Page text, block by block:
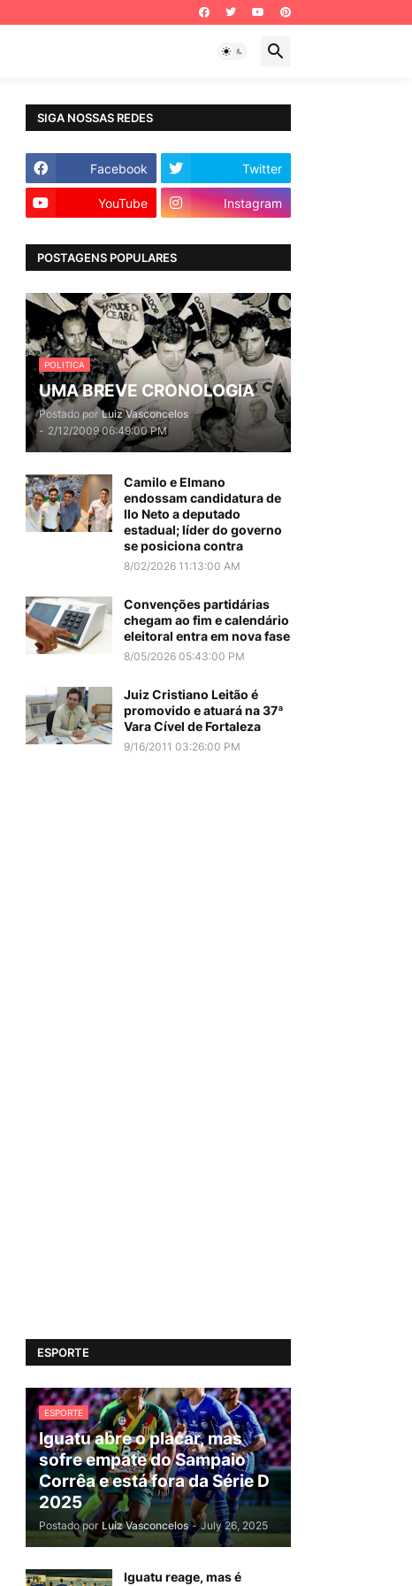
SIGA NOSSAS REDES
Facebook Twitter
YouTube Instagram
POSTAGENS POPULARES
POLITICA
UMA BREVE CRONOLOGIA
Postado por Luiz Vasconcelos
- 2/12/2009 06:49:00 PM
Camilo e Elmano
endossam candidatura de
Ilo Neto a deputado
estadual; líder do governo
se posiciona contra
8/02/2026 11:13:00 AM
Convenções partidárias
chegam ao fim e calendário
eleitoral entra em nova fase
8/05/2026 05:43:00 PM
Juiz Cristiano Leitão é
promovido e atuará na 37ª
Vara Cível de Fortaleza
9/16/2011 03:26:00 PM
ESPORTE
ESPORTE
Iguatu abre o placar, mas
sofre empate do Sampaio
Corrêa e está fora da Série D
2025
Postado por Luiz Vasconcelos - July 26, 2025
Iguatu reage, mas é